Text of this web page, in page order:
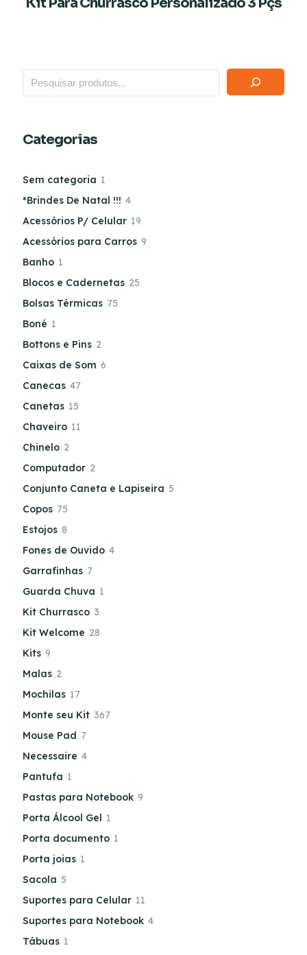
Categorias
Sem categoria 1
*Brindes De Natal !!! 4
Acessórios P/ Celular 19
Acessórios para Carros 9
Banho 1
Blocos e Cadernetas 25
Bolsas Térmicas 75
Boné 1
Bottons e Pins 2
Caixas de Som 6
Canecas 47
Canetas 15
Chaveiro 11
Chinelo 2
Computador 2
Conjunto Caneta e Lapiseira 5
Copos 75
Estojos 8
Fones de Ouvido 4
Garrafinhas 7
Guarda Chuva 1
Kit Churrasco 3
Kit Welcome 28
Kits 9
Malas 2
Mochilas 17
Monte seu Kit 367
Mouse Pad 7
Necessaire 4
Pantufa 1
Pastas para Notebook 9
Porta Álcool Gel 1
Porta documento 1
Porta joias 1
Sacola 5
Suportes para Celular 11
Suportes para Notebook 4
Tábuas 1